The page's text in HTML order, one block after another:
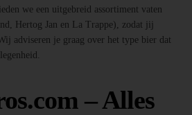
we een uitgebreid assortiment vaten
Hertog Jan en La Trappe), zodat jij
adviseren je graag over het type bier dat
– Alles